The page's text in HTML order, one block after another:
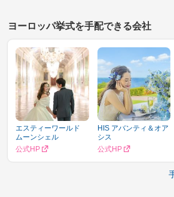
ヨーロッパ挙式を手配できる会社
エスティーワールド
ムーンシェル
公式HP
HIS アバンティ＆オア
シス
公式HP